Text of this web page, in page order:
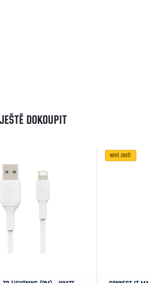
DOKOUPIT
NOVÉ ZBOŽÍ